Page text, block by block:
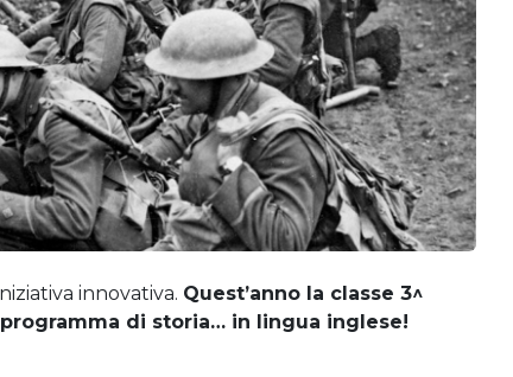
innovativa. Quest’anno la classe 3^
di storia… in lingua inglese!